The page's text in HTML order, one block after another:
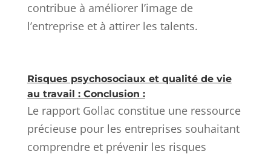
contribue à améliorer l’image de
l’entreprise et à attirer les talents.
Risques psychosociaux et qualité de vie
au travail : Conclusion :
Le rapport Gollac constitue une ressource
précieuse pour les entreprises souhaitant
comprendre et prévenir les risques